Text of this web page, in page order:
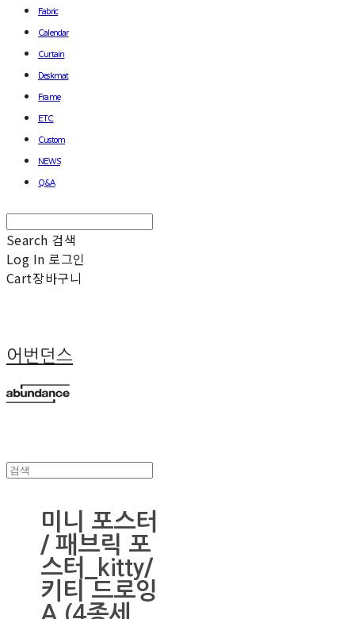
Fabric
Calendar
Curtain
Deskmat
Frame
ETC
Custom
NEWS
Q&A
Search 검색
Log In 로그인
Cart장바구니
어번던스
미니 포스터
/ 패브릭 포
스터_kitty/
키티 드로잉
A (4종세